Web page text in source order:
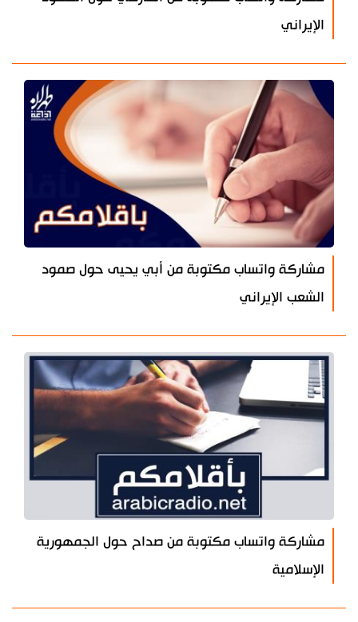
الإيراني
مشاركة واتساب مكتوبة من أبي يحيى حول صمود
الشعب الإيراني
مشاركة واتساب مكتوبة من صداح حول الجمهورية
الإسلامية